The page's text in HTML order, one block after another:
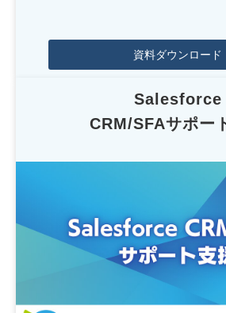
資料ダウンロード
Salesforce
CRM/SFAサポー